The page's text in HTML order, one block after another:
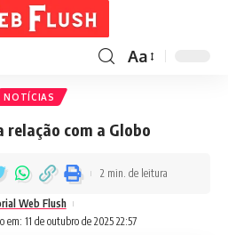
Aa
NOTÍCIAS
relação com a Globo
em: 11 de outubro de 2025 22:57
Web Flush
2 min. de leitura